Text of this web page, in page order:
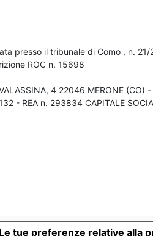
presso il tribunale di Como , n.
ROC n. 15698
4 22046 MERONE (CO)
- REA n. 293834 CAPITALE
Le tue preferenze relative alla